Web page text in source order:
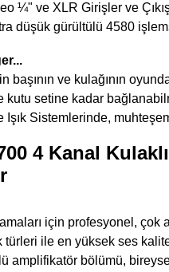
¼" ve XLR Girişler ve
düşük gürültülü 4580
başının ve kulağının
kutu setine kadar
Işık Sistemlerinde,
4 Kanal
için profesyonel, çok
türleri ile en yüksek ses
amplifikatör bölümü,